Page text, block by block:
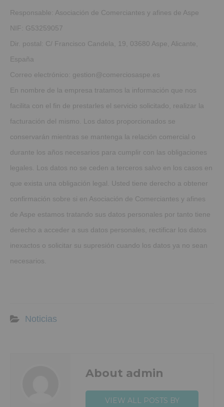
Responsable: Asociación de Comerciantes y afines de Aspe
NIF: G53259057
Dir. postal: C/ Francisco Candela, 19, 03680 Aspe, Alicante,
España
Correo electrónico: gestion@comerciosaspe.es
En nombre de la empresa tratamos la información que nos
facilita con el fin de prestarles el servicio solicitado, realizar la
facturación del mismo. Los datos proporcionados se
conservarán mientras se mantenga la relación comercial o
durante los años necesarios para cumplir con las obligaciones
legales. Los datos no se ceden a terceros salvo en los casos en
que exista una obligación legal. Usted tiene derecho a obtener
confirmación sobre si en Asociación de Comerciantes y afines
de Aspe estamos tratando sus datos personales por tanto tiene
derecho a acceder a sus datos personales, rectificar los datos
inexactos o solicitar su supresión cuando los datos ya no sean
necesarios.
Noticias
About admin
VIEW ALL POSTS BY